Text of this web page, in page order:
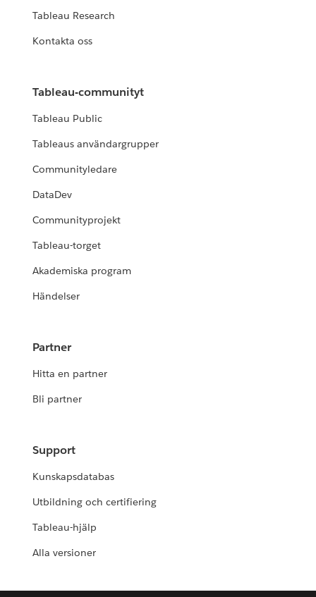
Tableau Research
Kontakta oss
Tableau-communityt
Tableau Public
Tableaus användargrupper
Communityledare
DataDev
Communityprojekt
Tableau-torget
Akademiska program
Händelser
Partner
Hitta en partner
Bli partner
Support
Kunskapsdatabas
Utbildning och certifiering
Tableau-hjälp
Alla versioner